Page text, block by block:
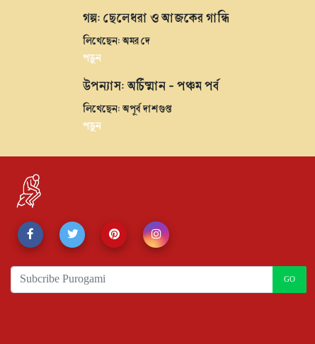
গল্প: ছেলেধরা ও আজকের গান্ধি
লিখেছেন: অমর দে
পড়ুন
উপন্যাস: অর্চিষ্মান - পঞ্চম পর্ব
লিখেছেন: অপূর্ব দাশগুপ্ত
পড়ুন
GO